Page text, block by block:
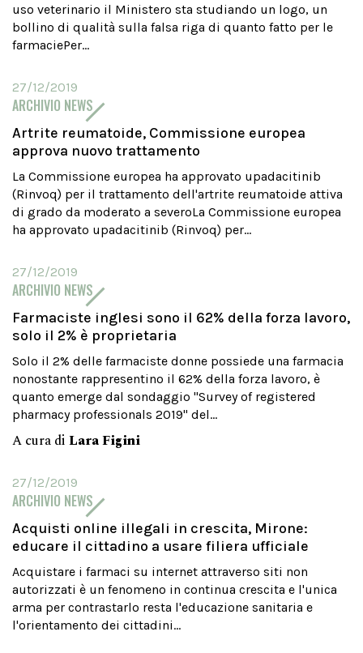
uso veterinario il Ministero sta studiando un logo, un
bollino di qualità sulla falsa riga di quanto fatto per le
farmaciePer...
27/12/2019
ARCHIVIO NEWS
Artrite reumatoide, Commissione europea
approva nuovo trattamento
La Commissione europea ha approvato upadacitinib
(Rinvoq) per il trattamento dell'artrite reumatoide attiva
di grado da moderato a severoLa Commissione europea
ha approvato upadacitinib (Rinvoq) per...
27/12/2019
ARCHIVIO NEWS
Farmaciste inglesi sono il 62% della forza lavoro,
solo il 2% è proprietaria
Solo il 2% delle farmaciste donne possiede una farmacia
nonostante rappresentino il 62% della forza lavoro, è
quanto emerge dal sondaggio "Survey of registered
pharmacy professionals 2019" del...
A cura di Lara Figini
27/12/2019
ARCHIVIO NEWS
Acquisti online illegali in crescita, Mirone:
educare il cittadino a usare filiera ufficiale
Acquistare i farmaci su internet attraverso siti non
autorizzati è un fenomeno in continua crescita e l'unica
arma per contrastarlo resta l'educazione sanitaria e
l'orientamento dei cittadini...